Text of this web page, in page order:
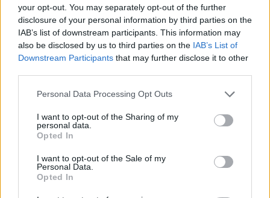
your opt-out. You may separately opt-out of the further
disclosure of your personal information by third parties on the
IAB’s list of downstream participants. This information may
also be disclosed by us to third parties on the IAB’s List of
Downstream Participants that may further disclose it to other
Personal Data Processing Opt Outs
I want to opt-out of the Sharing of my
personal data.
Opted In
I want to opt-out of the Sale of my
Personal Data.
Opted In
Ajax groeit onder Míchel, maar transfermarkt
blijft cruciaal
Ajax-talent Mohamed Abdalla schrijft Europese
Shane Kluivert krijgt kans van Flick en begint in
de basis bij FC Barcelona
Ouazane met Lionel Messi